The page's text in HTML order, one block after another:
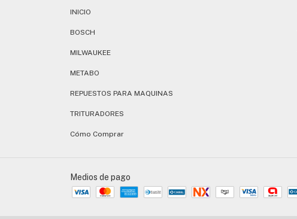
INICIO
BOSCH
MILWAUKEE
METABO
REPUESTOS PARA MAQUINAS
TRITURADORES
Cómo Comprar
Medios de pago